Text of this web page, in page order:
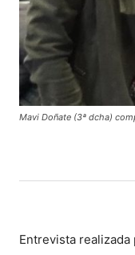
Mavi Doñate (3ª dcha)
Entrevista realizada